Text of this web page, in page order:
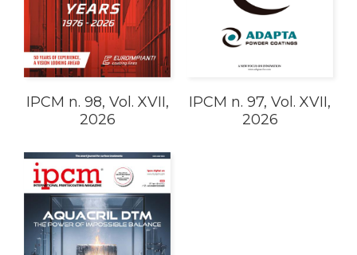
IPCM n. 98, Vol. XVII,
2026
IPCM n. 97, Vol. XVII,
2026